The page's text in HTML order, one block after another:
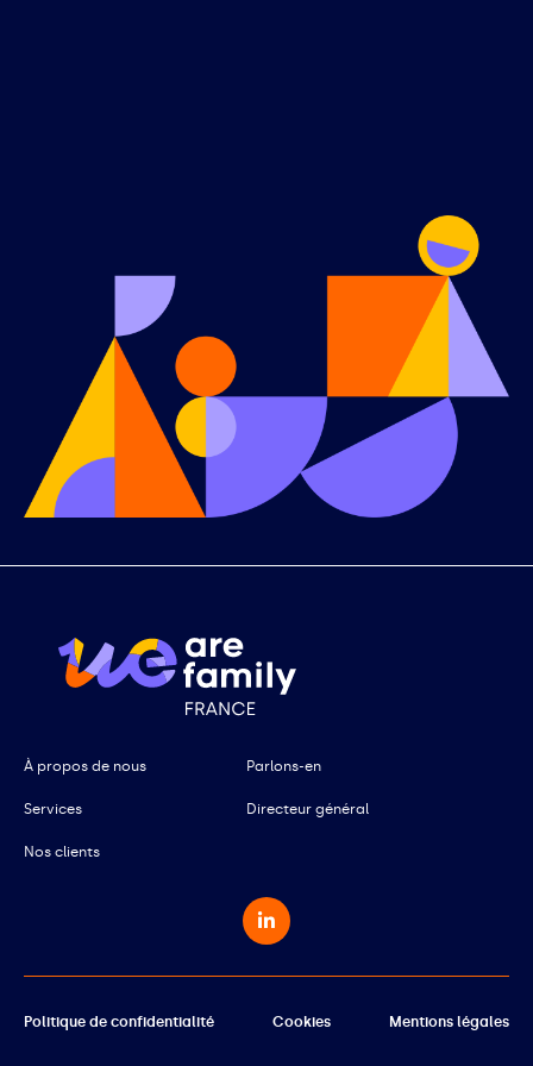
À propos de nous
Services
Nos clients
Parlons-en
Directeur général
Politique de confidentialité Cookies Mentions légales